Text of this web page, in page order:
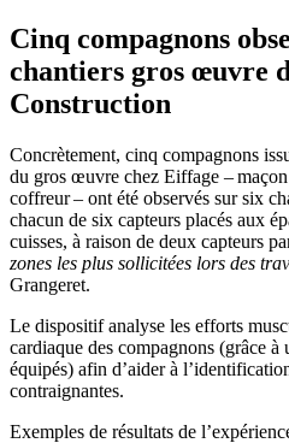
Cinq compagnons
chantiers gros œuvre
Construction
Concrètement, cinq compagnons
du gros œuvre chez Eiffage –
coffreur – ont été observés sur six
chacun de six capteurs placés aux
cuisses, à raison de deux capteurs
zones les plus sollicitées lors des
Grangeret.
Le dispositif analyse les efforts
cardiaque des compagnons (grâce
équipés) afin d’aider à
contraignantes.
Exemples de résultats de